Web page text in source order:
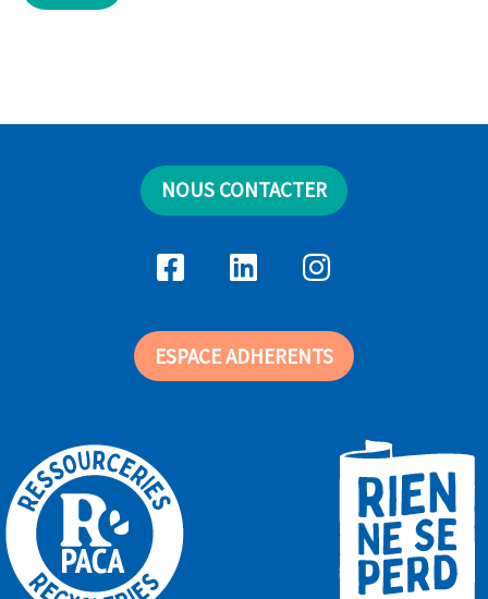
NOUS CONTACTER
ESPACE ADHERENTS